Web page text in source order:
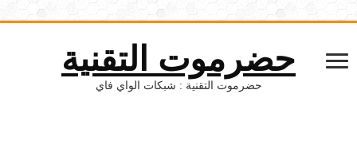
حضرموت التقنية
حضرموت التقنية : شبكات الواي فاي